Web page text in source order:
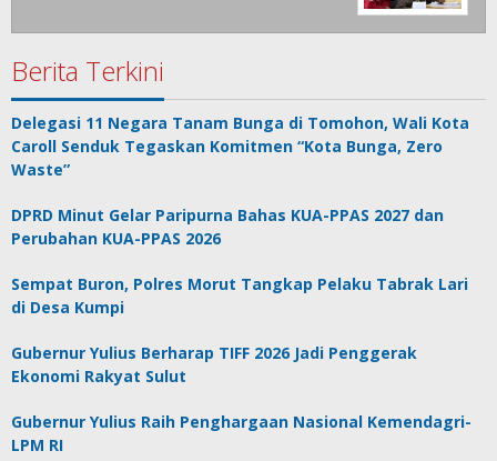
Berita Terkini
Delegasi 11 Negara Tanam Bunga di Tomohon, Wali Kota
Caroll Senduk Tegaskan Komitmen “Kota Bunga, Zero
Waste”
DPRD Minut Gelar Paripurna Bahas KUA-PPAS 2027 dan
Perubahan KUA-PPAS 2026
Sempat Buron, Polres Morut Tangkap Pelaku Tabrak Lari
di Desa Kumpi
Gubernur Yulius Berharap TIFF 2026 Jadi Penggerak
Ekonomi Rakyat Sulut
Gubernur Yulius Raih Penghargaan Nasional Kemendagri-
LPM RI